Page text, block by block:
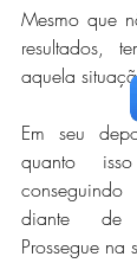
Mesmo que
resultados,
aquela
Em seu
quanto
diante de
Prossegue